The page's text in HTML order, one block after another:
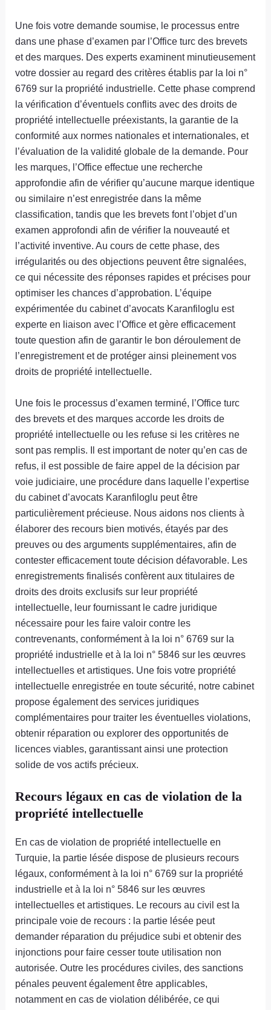
Une fois votre demande soumise, le processus entre
dans une phase d’examen par l’Office turc des brevets
et des marques. Des experts examinent minutieusement
votre dossier au regard des critères établis par la loi n°
6769 sur la propriété industrielle. Cette phase comprend
la vérification d’éventuels conflits avec des droits de
propriété intellectuelle préexistants, la garantie de la
conformité aux normes nationales et internationales, et
l’évaluation de la validité globale de la demande. Pour
les marques, l’Office effectue une recherche
approfondie afin de vérifier qu’aucune marque identique
ou similaire n’est enregistrée dans la même
classification, tandis que les brevets font l’objet d’un
examen approfondi afin de vérifier la nouveauté et
l’activité inventive. Au cours de cette phase, des
irrégularités ou des objections peuvent être signalées,
ce qui nécessite des réponses rapides et précises pour
optimiser les chances d’approbation. L’équipe
expérimentée du cabinet d’avocats Karanfiloglu est
experte en liaison avec l’Office et gère efficacement
toute question afin de garantir le bon déroulement de
l’enregistrement et de protéger ainsi pleinement vos
droits de propriété intellectuelle.
Une fois le processus d’examen terminé, l’Office turc
des brevets et des marques accorde les droits de
propriété intellectuelle ou les refuse si les critères ne
sont pas remplis. Il est important de noter qu’en cas de
refus, il est possible de faire appel de la décision par
voie judiciaire, une procédure dans laquelle l’expertise
du cabinet d’avocats Karanfiloglu peut être
particulièrement précieuse. Nous aidons nos clients à
élaborer des recours bien motivés, étayés par des
preuves ou des arguments supplémentaires, afin de
contester efficacement toute décision défavorable. Les
enregistrements finalisés confèrent aux titulaires de
droits des droits exclusifs sur leur propriété
intellectuelle, leur fournissant le cadre juridique
nécessaire pour les faire valoir contre les
contrevenants, conformément à la loi n° 6769 sur la
propriété industrielle et à la loi n° 5846 sur les œuvres
intellectuelles et artistiques. Une fois votre propriété
intellectuelle enregistrée en toute sécurité, notre cabinet
propose également des services juridiques
complémentaires pour traiter les éventuelles violations,
obtenir réparation ou explorer des opportunités de
licences viables, garantissant ainsi une protection
solide de vos actifs précieux.
Recours légaux en cas de violation de la
propriété intellectuelle
En cas de violation de propriété intellectuelle en
Turquie, la partie lésée dispose de plusieurs recours
légaux, conformément à la loi n° 6769 sur la propriété
industrielle et à la loi n° 5846 sur les œuvres
intellectuelles et artistiques. Le recours au civil est la
principale voie de recours : la partie lésée peut
demander réparation du préjudice subi et obtenir des
injonctions pour faire cesser toute utilisation non
autorisée. Outre les procédures civiles, des sanctions
pénales peuvent également être applicables,
notamment en cas de violation délibérée, ce qui